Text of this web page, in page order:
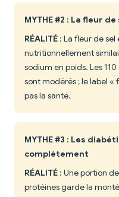
MYTHE #2 : La fleur
RÉALITÉ : La fleur de
nutritionnellement
sodium en poids. Les
sont modérés ; le label «
pas la santé.
MYTHE #3 : Les
complètement
RÉALITÉ : Une portion
protéines garde la